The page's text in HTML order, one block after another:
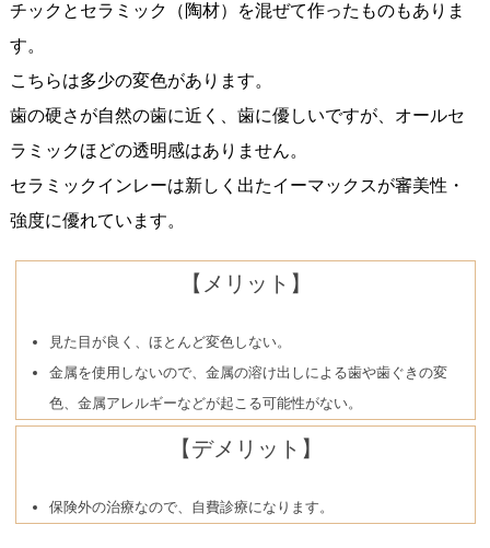
チックとセラミック（陶材）を混ぜて作ったものもありま
す。
こちらは多少の変色があります。
歯の硬さが自然の歯に近く、歯に優しいですが、オールセ
ラミックほどの透明感はありません。
セラミックインレーは新しく出たイーマックスが審美性・
強度に優れています。
【メリット】
見た目が良く、ほとんど変色しない。
金属を使用しないので、金属の溶け出しによる歯や歯ぐきの変
色、金属アレルギーなどが起こる可能性がない。
【デメリット】
保険外の治療なので、自費診療になります。